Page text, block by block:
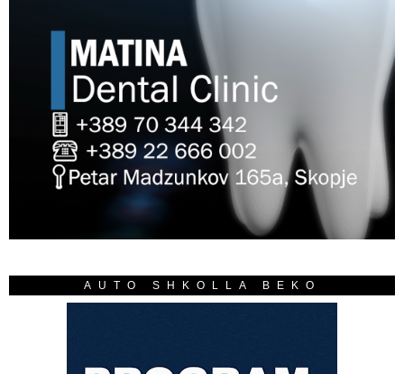
AUTO SHKOLLA BEKO